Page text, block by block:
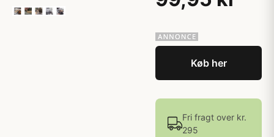
Køb her
Fri fragt over kr.
295